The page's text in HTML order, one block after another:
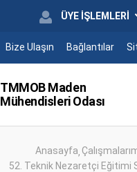
ÜYE İŞLEMLERİ
Bize Ulaşın Bağlantılar
TMMOB Maden
Mühendisleri Odası
Anasayfa
52. Teknik Nezaretçi Eğitimi